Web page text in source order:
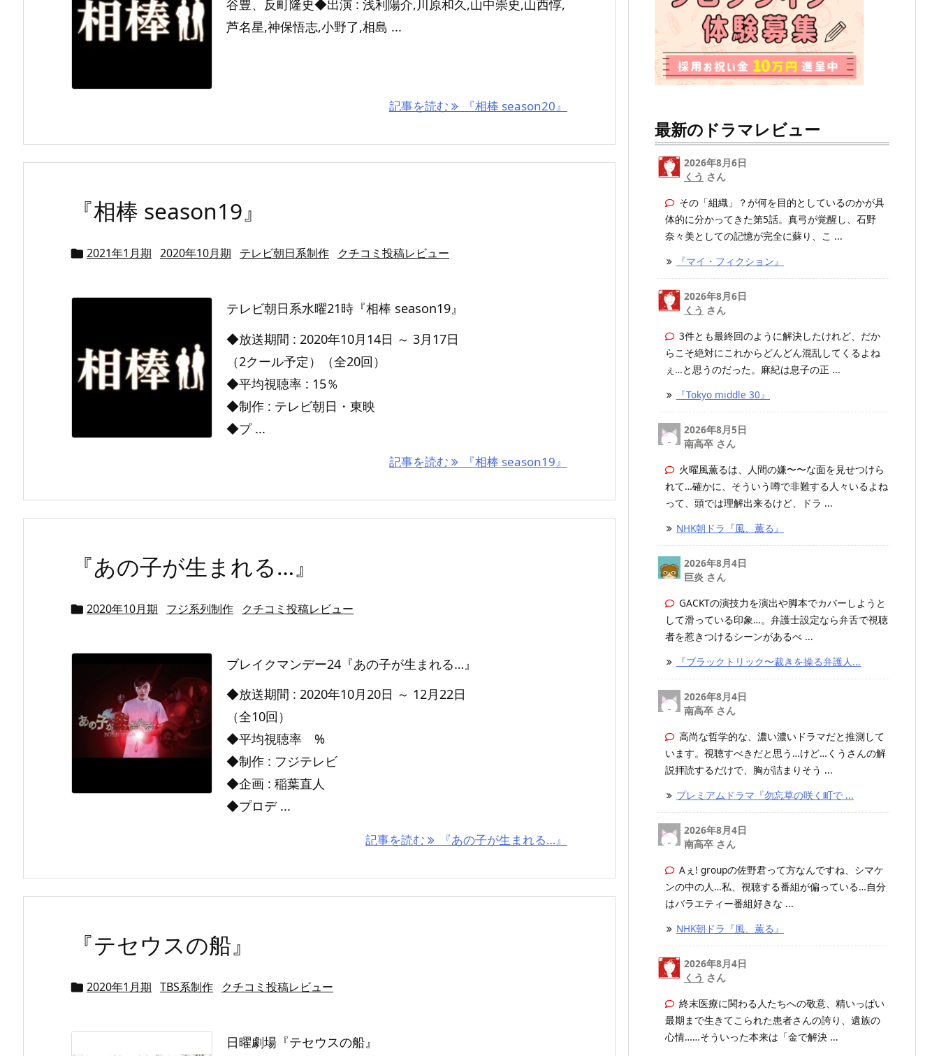
谷豊、反町隆史◆出演 : 浅利陽介,川原和久,山中崇史,山西惇,
芦名星,神保悟志,小野了,相島 ...
記事を読む 『相棒 season20』
『相棒 season19』
 2021年1月期 2020年10月期 テレビ朝日系制作 クチコミ投稿レビュー
テレビ朝日系水曜21時『相棒 season19』
◆放送期間 : 2020年10月14日 ～ 3月17日
（2クール予定）（全20回）
◆平均視聴率 : 15％
◆制作 : テレビ朝日・東映
◆プ ...
記事を読む 『相棒 season19』
『あの子が生まれる…』
 2020年10月期 フジ系列制作 クチコミ投稿レビュー
ブレイクマンデー24『あの子が生まれる…』
◆放送期間 : 2020年10月20日 ～ 12月22日
（全10回）
◆平均視聴率 %
◆制作 : フジテレビ
◆企画 : 稲葉直人
◆プロデ ...
記事を読む 『あの子が生まれる…』
『テセウスの船』
 2020年1月期 TBS系制作 クチコミ投稿レビュー
日曜劇場『テセウスの船』
最新のドラマレビュー
2026年8月6日
くう さん
その「組織」？が何を目的としているのかが具
体的に分かってきた第5話。真弓が覚醒し、石野
奈々美としての記憶が完全に蘇り、こ ...
『マイ・フィクション』
2026年8月6日
くう さん
3件とも最終回のように解決したけれど、だか
らこそ絶対にこれからどんどん混乱してくるよね
ぇ…と思うのだった。麻紀は息子の正 ...
『Tokyo middle 30』
2026年8月5日
南高卒 さん
火曜風薫るは、人間の嫌〜〜な面を見せつけら
れて…確かに、そういう噂で非難する人々いるよね
って、頭では理解出来るけど、ドラ ...
NHK朝ドラ『風、薫る』
2026年8月4日
巨炎 さん
GACKTの演技力を演出や脚本でカバーしようと
して滑っている印象…。弁護士設定なら弁舌で視聴
者を惹きつけるシーンがあるべ ...
『ブラックトリック〜裁きを操る弁護人...
2026年8月4日
南高卒 さん
高尚な哲学的な、濃い濃いドラマだと推測して
います。視聴すべきだと思う…けど…くうさんの解
説拝読するだけで、胸が詰まりそう ...
プレミアムドラマ『勿忘草の咲く町で ...
2026年8月4日
南高卒 さん
Aぇ! groupの佐野君って方なんですね、シマケ
ンの中の人…私、視聴する番組が偏っている…自分
はバラエティー番組好きな ...
NHK朝ドラ『風、薫る』
2026年8月4日
くう さん
終末医療に関わる人たちへの敬意、精いっぱい
最期まで生きてこられた患者さんの誇り、遺族の
心情……そういった本来は「金で解決 ...